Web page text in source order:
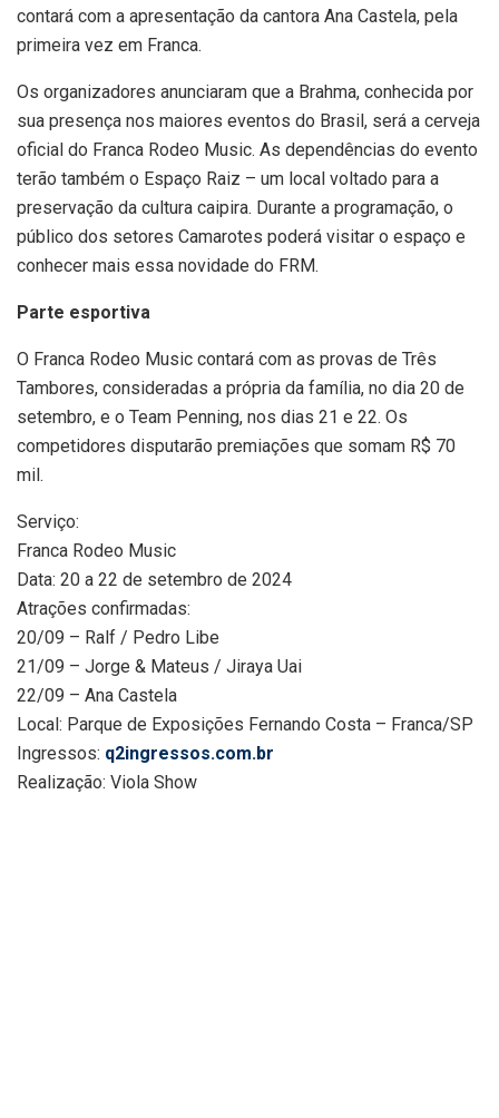
contará com a apresentação da cantora Ana Castela, pela
primeira vez em Franca.
Os organizadores anunciaram que a Brahma, conhecida por
sua presença nos maiores eventos do Brasil, será a cerveja
oficial do Franca Rodeo Music. As dependências do evento
terão também o Espaço Raiz – um local voltado para a
preservação da cultura caipira. Durante a programação, o
público dos setores Camarotes poderá visitar o espaço e
conhecer mais essa novidade do FRM.
Parte esportiva
O Franca Rodeo Music contará com as provas de Três
Tambores, consideradas a própria da família, no dia 20 de
setembro, e o Team Penning, nos dias 21 e 22. Os
competidores disputarão premiações que somam R$ 70
mil.
Serviço:
Franca Rodeo Music
Data: 20 a 22 de setembro de 2024
Atrações confirmadas:
20/09 – Ralf / Pedro Libe
21/09 – Jorge & Mateus / Jiraya Uai
22/09 – Ana Castela
Local: Parque de Exposições Fernando Costa – Franca/SP
Ingressos: q2ingressos.com.br
Realização: Viola Show